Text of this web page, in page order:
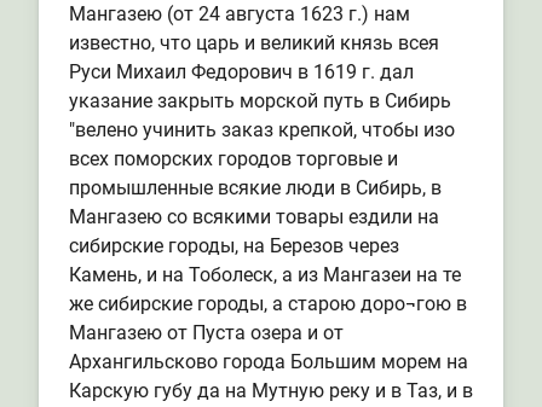
Мангазею (от 24 августа 1623 г.) нам
известно, что царь и великий князь всея
Руси Михаил Федорович в 1619 г. дал
указание закрыть морской путь в Сибирь
"велено учинить заказ крепкой, чтобы изо
всех поморских городов торговые и
промышленные всякие люди в Сибирь, в
Мангазею со всякими товары ездили на
сибирские городы, на Березов через
Камень, и на Тоболеск, а из Мангазеи на те
же сибирские городы, а старою доро¬гою в
Мангазею от Пуста озера и от
Архангильсково города Большим морем на
Карскую губу да на Мутную реку и в Таз, и в